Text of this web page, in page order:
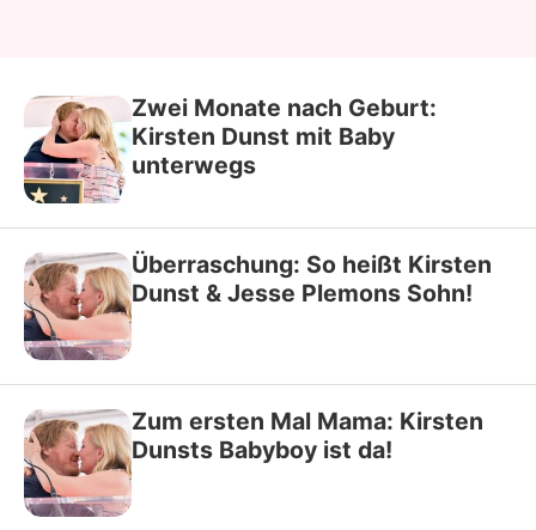
Zwei Monate nach Geburt:
Kirsten Dunst mit Baby
unterwegs
Überraschung: So heißt Kirsten
Dunst & Jesse Plemons Sohn!
Zum ersten Mal Mama: Kirsten
Dunsts Babyboy ist da!